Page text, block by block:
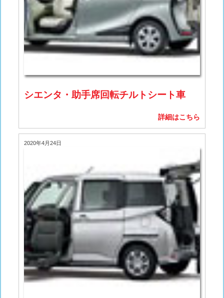
シエンタ・助手席回転チルトシート車
詳細はこちら
2020年4月24日